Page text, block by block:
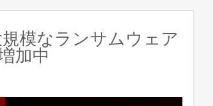
模なランサムウェア
加中